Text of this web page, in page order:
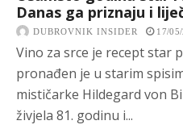
Danas ga priznaju i
DUBROVNIK INSIDER 17/
Vino za srce je recept star
pronađen je u starim
mističarke Hildegard von
živjela 81. godinu i...